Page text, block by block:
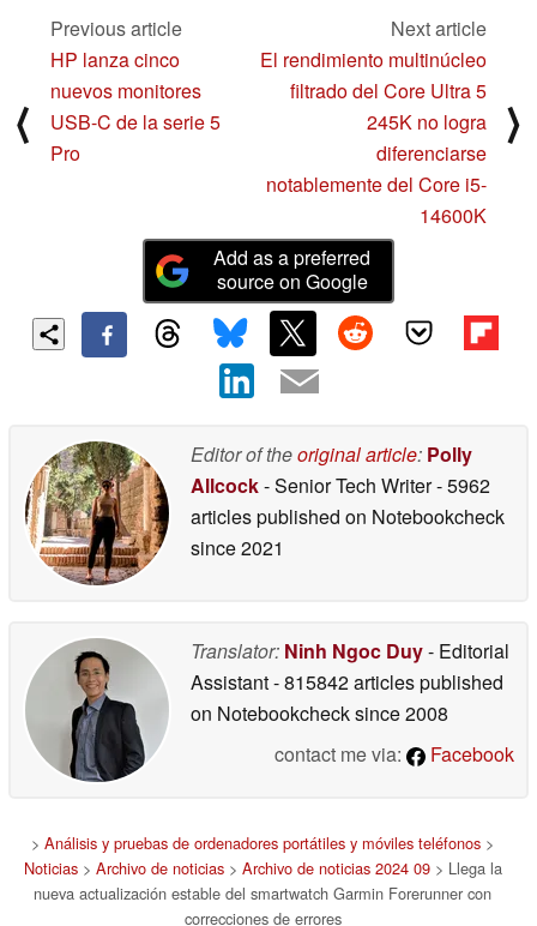
⟨
Previous article
HP lanza cinco
nuevos monitores
USB-C de la serie 5
Pro
Next article
El rendimiento multinúcleo
filtrado del Core Ultra 5
245K no logra
diferenciarse
notablemente del Core i5-
14600K
⟩
Add as a preferred
source on Google
Editor of theoriginal article: Polly
Allcock- Senior Tech Writer- 5962
articles published on Notebookcheck
since 2021
Translator: Ninh Ngoc Duy- Editorial
Assistant- 815842 articles published
on Notebookchecksince 2008
contact me via:
Facebook
> Análisis y pruebas de ordenadores portátiles y móviles teléfonos >
Noticias> Archivo de noticias> Archivo de noticias 2024 09> Llega la
nueva actualización estable del smartwatch Garmin Forerunner con
correcciones de errores